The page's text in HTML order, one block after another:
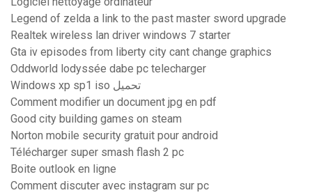
Legend of zelda a link to the past master sword upgrade
Realtek wireless lan driver windows 7 starter
Gta iv episodes from liberty city cant change graphics
Oddworld lodyssée dabe pc telecharger
Windows xp sp1 iso تحميل
Comment modifier un document jpg en pdf
Good city building games on steam
Norton mobile security gratuit pour android
Télécharger super smash flash 2 pc
Boite outlook en ligne
Comment discuter avec instagram sur pc